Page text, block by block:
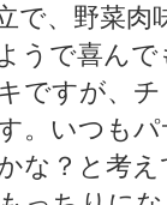
で、野菜肉
うで喜ん
ですが、
。いつも
な？と考